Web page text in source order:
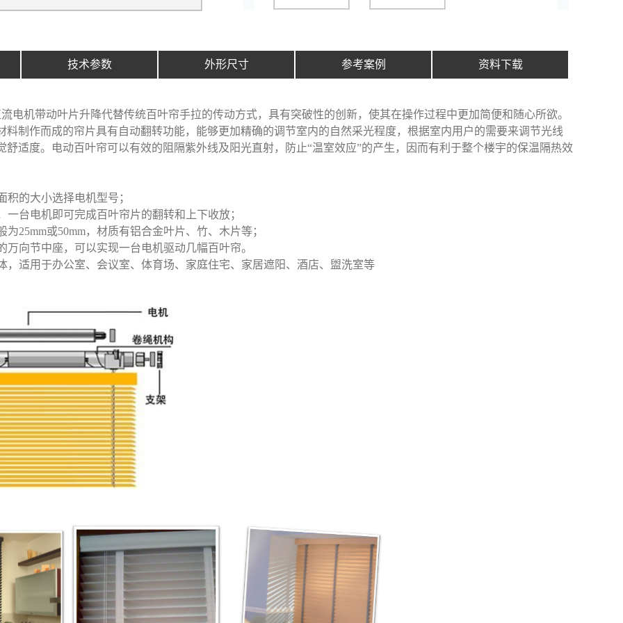
技术参数 外形尺寸 参考案例 资料下载
电机带动叶片升降代替传统百叶帘手拉的传动方式，具有突破性的创新，使其在操作过程中更加简便和随心所欲。
料制作而成的帘片具有自动翻转功能，能够更加精确的调节室内的自然采光程度，根据室内用户的需要来调节光线
舒适度。电动百叶帘可以有效的阻隔紫外线及阳光直射，防止“温室效应”的产生，因而有利于整个楼宇的保温隔热效
积的大小选择电机型号；
一台电机即可完成百叶帘片的翻转和上下收放；
为25mm或50mm，材质有铝合金叶片、竹、木片等；
万向节中座，可以实现一台电机驱动几幅百叶帘。
，适用于办公室、会议室、体育场、家庭住宅、家居遮阳、酒店、盥洗室等